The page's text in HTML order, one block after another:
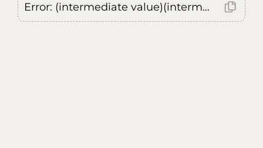
Error: (intermediate value)(intermediate value)(intermediate value).replaceAll is not a function